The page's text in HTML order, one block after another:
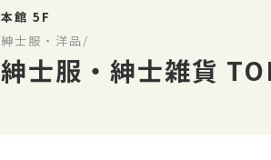
本館 5F
紳士服・洋品/
紳士服・紳士雑貨